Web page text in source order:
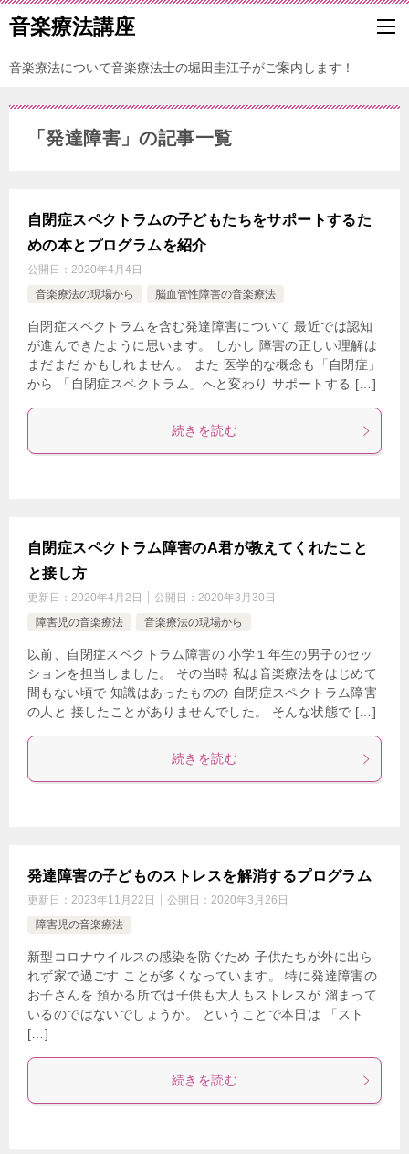
音楽療法講座
音楽療法について音楽療法士の堀田圭江子がご案内します！
「発達障害」の記事一覧
自閉症スペクトラムの子どもたちをサポートするた
めの本とプログラムを紹介
公開日： 2020年4月4日
音楽療法の現場から
脳血管性障害の音楽療法
自閉症スペクトラムを含む発達障害について 最近では認知
が進んできたように思います。 しかし 障害の正しい理解は
まだまだ かもしれません。 また 医学的な概念も「自閉症」
から 「自閉症スペクトラム」へと変わり サポートする […]
続きを読む
自閉症スペクトラム障害のA君が教えてくれたこと
と接し方
更新日： 2020年4月2日 公開日： 2020年3月30日
障害児の音楽療法
音楽療法の現場から
以前、自閉症スペクトラム障害の 小学１年生の男子のセッ
ションを担当しました。 その当時 私は音楽療法をはじめて
間もない頃で 知識はあったものの 自閉症スペクトラム障害
の人と 接したことがありませんでした。 そんな状態で […]
続きを読む
発達障害の子どものストレスを解消するプログラム
更新日： 2023年11月22日 公開日： 2020年3月26日
障害児の音楽療法
新型コロナウイルスの感染を防ぐため 子供たちが外に出ら
れず家で過ごす ことが多くなっています。 特に発達障害の
お子さんを 預かる所では子供も大人もストレスが 溜まって
いるのではないでしょうか。 ということで本日は 「スト
[…]
続きを読む